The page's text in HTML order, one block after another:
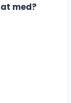
med?